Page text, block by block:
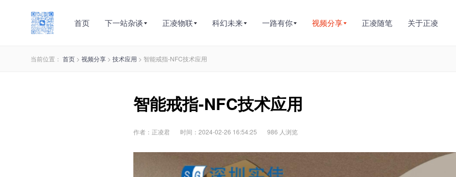
首页 下一站杂谈 正凌物联 科幻未来 一路有你 视频分享 正凌随笔 关于正凌
当前位置： 首页 > 视频分享 > 技术应用 > 智能戒指-NFC技术应用
智能戒指-NFC技术应用
作者：正凌君 时间：2024-02-26 16:54:25 986 人浏览